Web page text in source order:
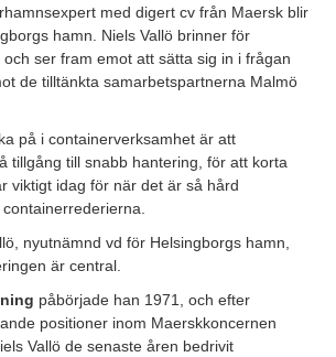
med digert cv från Maersk blir
hamn. Niels Vallö brinner för
ser fram emot att sätta sig in i frågan
de tilltänkta samarbetspartnerna Malmö
på i containerverksamhet är att
tillgång till snabb hantering, för att korta
viktigt idag för när det är så hård
nyutnämnd vd för Helsingborgs hamn,
är central.
påbörjade han 1971, och efter
positioner inom Maerskkoncernen
Vallö de senaste åren bedrivit